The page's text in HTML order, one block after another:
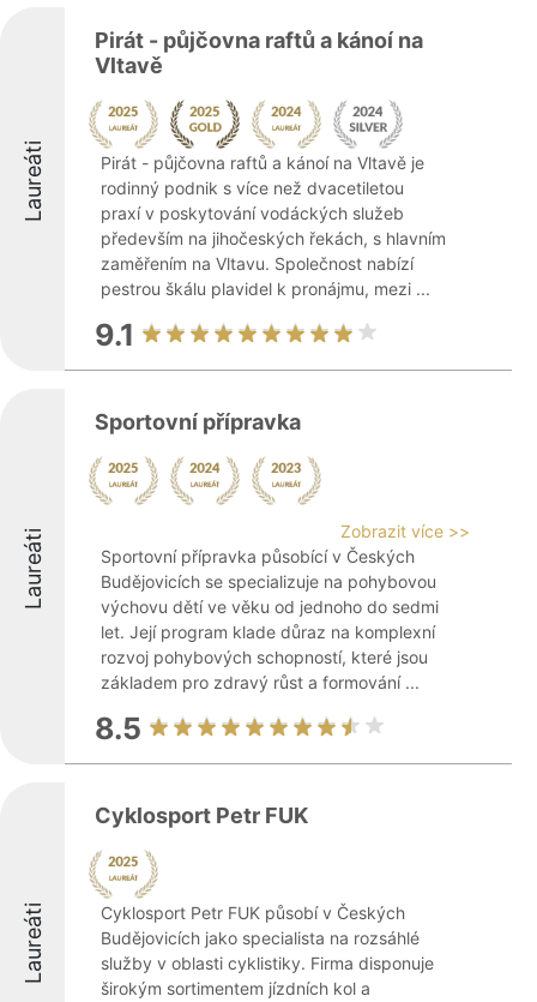
Laureáti
Pirát - půjčovna raftů a kánoí na
Vltavě
Pirát - půjčovna raftů a kánoí na Vltavě je
rodinný podnik s více než dvacetiletou
praxí v poskytování vodáckých služeb
především na jihočeských řekách, s hlavním
zaměřením na Vltavu. Společnost nabízí
pestrou škálu plavidel k pronájmu, mezi ...
9.1
Laureáti
Sportovní přípravka
Zobrazit více >>
Sportovní přípravka působící v Českých
Budějovicích se specializuje na pohybovou
výchovu dětí ve věku od jednoho do sedmi
let. Její program klade důraz na komplexní
rozvoj pohybových schopností, které jsou
základem pro zdravý růst a formování ...
8.5
Laureáti
Cyklosport Petr FUK
Cyklosport Petr FUK působí v Českých
Budějovicích jako specialista na rozsáhlé
služby v oblasti cyklistiky. Firma disponuje
širokým sortimentem jízdních kol a